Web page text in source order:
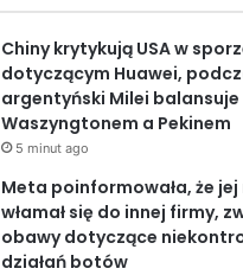
e
b
o
o
k
k
e
d
n
T
u
b
Chiny krytykują USA w
dotyczącym Huawei,
argentyński Milei
Waszyngtonem a Pekinem
5 minut ago
Meta poinformowała, że jej
włamał się do innej firmy,
obawy dotyczące
działań botów